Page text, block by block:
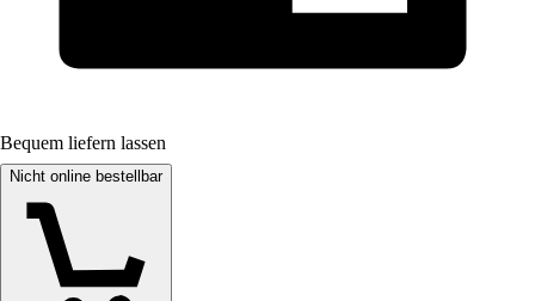
Bequem liefern lassen
Nicht online bestellbar